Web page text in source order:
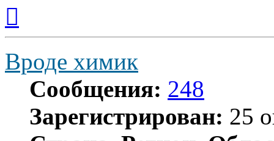
началу
Вроде химик
Сообщения: 248
Зарегистрирован: 25